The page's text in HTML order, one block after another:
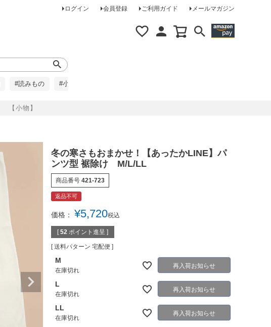
ログイン 会員登録 ご利用ガイド メールマガジン
【小物】
#読みもの #小柄な方に
冬の寒さもおまかせ！【あったかLINE】パ
ンツ型 裾除け M/L/LL
商品番号 421-723
返品不可
価格： ¥5,720税込
[ 52 ポイント進呈 ]
送料パターン 宅配便
M
在庫切れ
再入荷お知らせ
L
在庫切れ
再入荷お知らせ
LL
在庫切れ
再入荷お知らせ